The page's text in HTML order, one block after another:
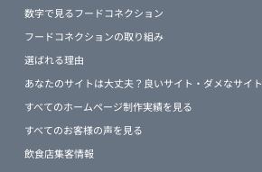
数字で見るフードコネクション
フードコネクションの取り組み
選ばれる理由
あなたのサイトは大丈夫？良いサイト・ダメなサイ
すべてのホームページ制作実績を見る
すべてのお客様の声を見る
飲食店集客情報